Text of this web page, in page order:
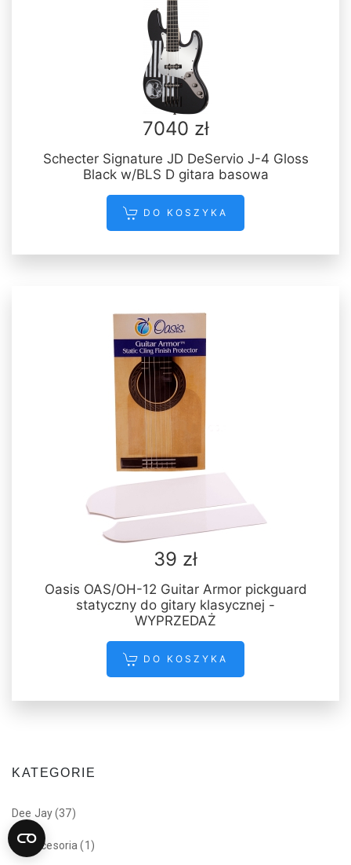
7040 zł
Schecter Signature JD DeServio J-4 Gloss
Black w/BLS D gitara basowa
DO KOSZYKA
39 zł
Oasis OAS/OH-12 Guitar Armor pickguard
statyczny do gitary klasycznej -
WYPRZEDAŻ
DO KOSZYKA
KATEGORIE
Dee Jay(37)
Akcesoria(1)